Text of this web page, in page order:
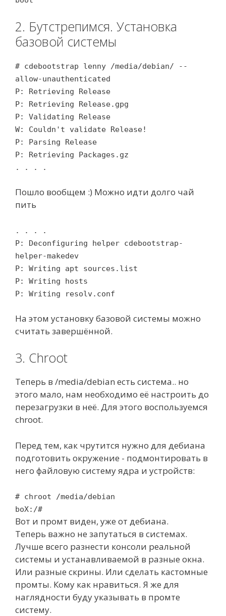
2. Бутстрепимся. Установка
базовой системы
# cdebootstrap lenny /media/debian/ --
allow-unauthenticated
P: Retrieving Release
P: Retrieving Release.gpg
P: Validating Release
W: Couldn't validate Release!
P: Parsing Release
P: Retrieving Packages.gz
. . . .
Пошло вообщем :) Можно идти долго чай
пить
. . . .
P: Deconfiguring helper cdebootstrap-
helper-makedev
P: Writing apt sources.list
P: Writing hosts
P: Writing resolv.conf
На этом установку базовой системы можно
считать завершённой.
3. Chroot
Теперь в /media/debian есть система.. но
этого мало, нам необходимо её настроить до
перезагрузки в неё. Для этого воспользуемся
chroot.
Перед тем, как чрутится нужно для дебиана
подготовить окружение - подмонтировать в
него файловую систему ядра и устройств:
# chroot /media/debian
boX:/#
Вот и промт виден, уже от дебиана.
Теперь важно не запутаться в системах.
Лучше всего разнести консоли реальной
системы и устанавливаемой в разные окна.
Или разные скрины. Или сделать кастомные
промты. Кому как нравиться. Я же для
наглядности буду указывать в промте
систему.